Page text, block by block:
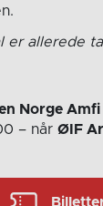
er allerede
Norge Amfi
– når ØIF